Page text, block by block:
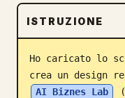
Scarica
Blog
ISTRUZIONE
Ho caricato lo
crea un design
AI Biznes Lab